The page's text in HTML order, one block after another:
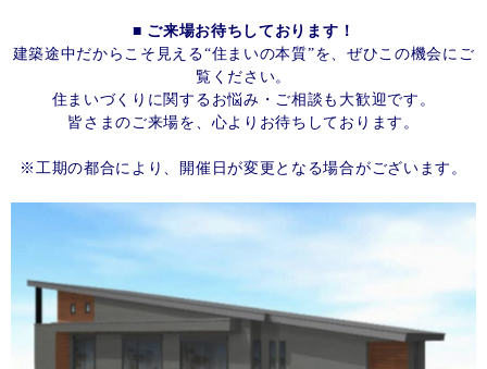
■ ご来場お待ちしております！
建築途中だからこそ見える“住まいの本質”を、ぜひこの機会にご
覧ください。
住まいづくりに関するお悩み・ご相談も大歓迎です。
皆さまのご来場を、心よりお待ちしております。
※工期の都合により、開催日が変更となる場合がございます。